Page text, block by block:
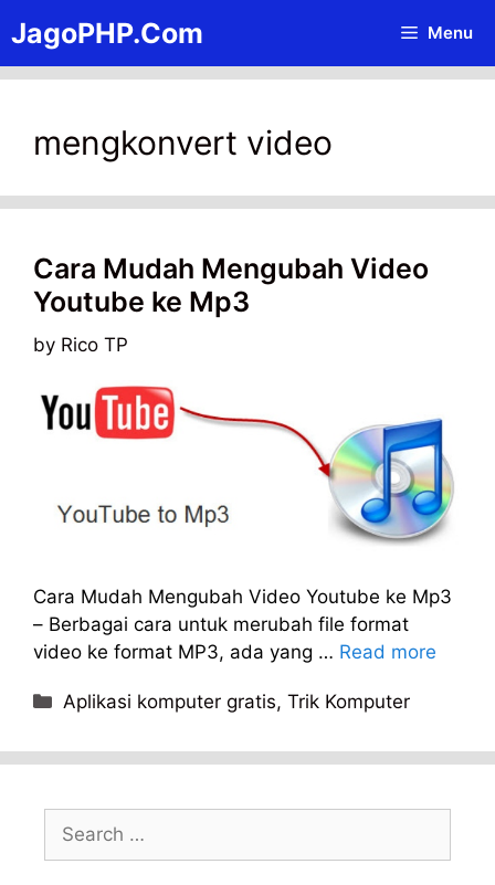
to
content
JagoPHP.Com Menu
mengkonvert video
Cara Mudah Mengubah Video
Youtube ke Mp3
by Rico TP
Cara Mudah Mengubah Video Youtube ke Mp3
– Berbagai cara untuk merubah file format
video ke format MP3, ada yang … Read more
Categories
Aplikasi komputer gratis,Trik Komputer
Search
for: